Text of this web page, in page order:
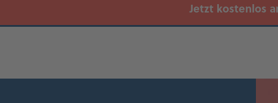
Jetzt kostenlos